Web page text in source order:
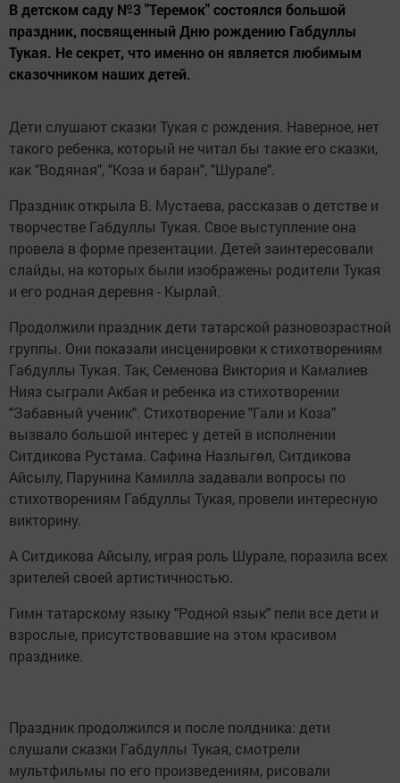
В детском саду №3 "Теремок" состоялся большой
праздник, посвященный Дню рождению Габдуллы
Тукая. Не секрет, что именно он является любимым
сказочником наших детей.
Дети слушают сказки Тукая с рождения. Наверное, нет
такого ребенка, который не читал бы такие его сказки,
как "Водяная", "Коза и баран", "Шурале".
Праздник открыла В. Мустаева, рассказав о детстве и
творчестве Габдуллы Тукая. Свое выступление она
провела в форме презентации. Детей заинтересовали
слайды, на которых были изображены родители Тукая
и его родная деревня - Кырлай.
Продолжили праздник дети татарской разновозрастной
группы. Они показали инсценировки к стихотворениям
Габдуллы Тукая. Так, Семенова Виктория и Камалиев
Нияз сыграли Акбая и ребенка из стихотворении
"Забавный ученик". Стихотворение "Гали и Коза"
вызвало большой интерес у детей в исполнении
Ситдикова Рустама. Сафина Назлыгөл, Ситдикова
Айсылу, Парунина Камилла задавали вопросы по
стихотворениям Габдуллы Тукая, провели интересную
викторину.
А Ситдикова Айсылу, играя роль Шурале, поразила всех
зрителей своей артистичностью.
Гимн татарскому языку "Родной язык" пели все дети и
взрослые, присутствовавшие на этом красивом
празднике.
Праздник продолжился и после полдника: дети
слушали сказки Габдуллы Тукая, смотрели
мультфильмы по его произведениям, рисовали